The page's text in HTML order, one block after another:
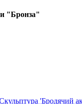
"Бронза"